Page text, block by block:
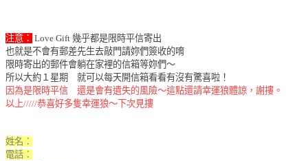
注意： Love Gift 幾乎都是限時平信寄出
也就是不會有郵差先生去敲門請妳們簽收的唷
限時寄出的郵件會躺在家裡的信箱等妳們～
所以大約１星期 就可以每天開信箱看看有沒有驚喜啦！
因為是限時平信 還是會有遺失的風險～這點還請幸運狼體諒，謝摟。
以上/////恭喜好多隻幸運狼～下次見摟
姓名：
電話：